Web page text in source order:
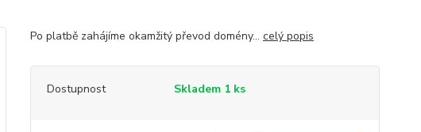
Po platbě zahájíme okamžitý převod domény... celý popis
Dostupnost Skladem 1 ks